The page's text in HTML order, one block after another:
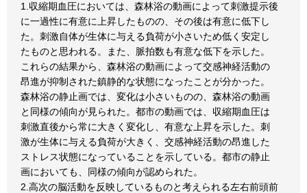
1.収縮期血圧においては、森林浴の動画によって刺激提示後
に一過性に有意に上昇したものの、その後は有意に低下し
た。刺激自体が生体に与える負荷が小さいため低く安定し
たものと思われる。また、脈拍数も有意な低下を示した。
これらの結果から、森林浴の動画によって交感神経活動の
昂進が抑制された鎮静的な状態になったことが分かった。
森林浴の静止画では、変化は小さいものの、森林浴の動画
と同様の傾向が見られた。都市の動画では、収縮期血圧は
刺激直後から常に大きく変化し、有意な上昇を示した。刺
激が生体に与える負荷が大きく、交感神経活動の昂進した
ストレス状態になっていることを示している。都市の静止
画においても、同様の傾向が認められた。
2.高次の脳活動を反映しているものと考えられる左右前頭前